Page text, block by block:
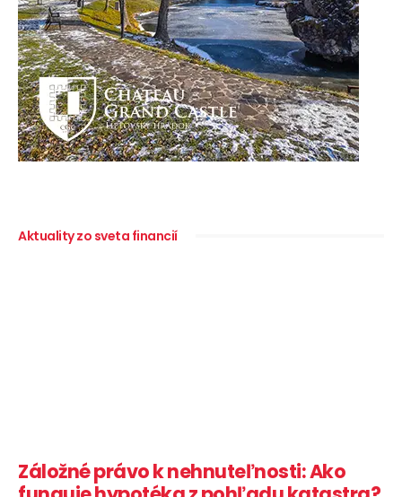
Aktuality zo sveta financií
Záložné právo k nehnuteľnosti: Ako